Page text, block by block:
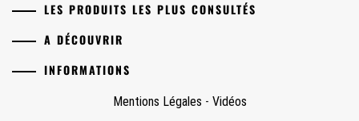
LES PRODUITS LES PLUS CONSULTÉS
A DÉCOUVRIR
INFORMATIONS
Mentions Légales - Vidéos